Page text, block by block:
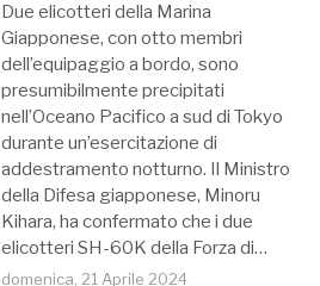
Due elicotteri della Marina
Giapponese, con otto membri
dell’equipaggio a bordo, sono
presumibilmente precipitati
nell’Oceano Pacifico a sud di Tokyo
durante un’esercitazione di
addestramento notturno. Il Ministro
della Difesa giapponese, Minoru
Kihara, ha confermato che i due
elicotteri SH-60K della Forza di…
domenica, 21 Aprile 2024